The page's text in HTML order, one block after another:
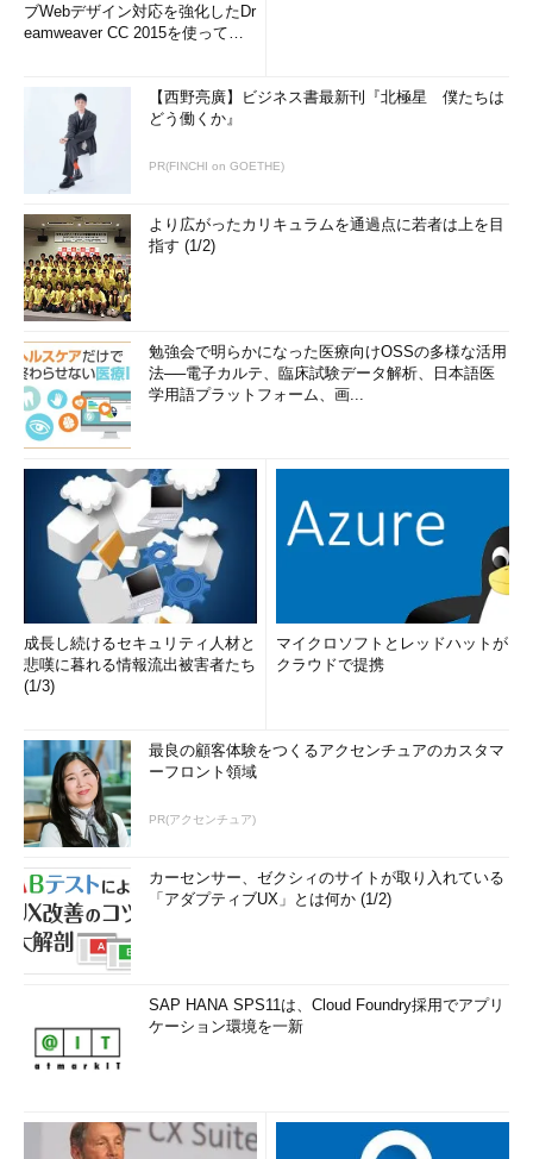
ブWebデザイン対応を強化したDr
eamweaver CC 2015を使って
【西野亮廣】ビジネス書最新刊『北極星 僕たちは
どう働くか』
PR(FINCHI on GOETHE)
より広がったカリキュラムを通過点に若者は上を目
指す (1/2)
勉強会で明らかになった医療向けOSSの多様な活用
法──電子カルテ、臨床試験データ解析、日本語医
学用語プラットフォーム、画...
成長し続けるセキュリティ人材と
悲嘆に暮れる情報流出被害者たち
(1/3)
マイクロソフトとレッドハットが
クラウドで提携
最良の顧客体験をつくるアクセンチュアのカスタマ
ーフロント領域
PR(アクセンチュア)
カーセンサー、ゼクシィのサイトが取り入れている
「アダプティブUX」とは何か (1/2)
SAP HANA SPS11は、Cloud Foundry採用でアプリ
ケーション環境を一新